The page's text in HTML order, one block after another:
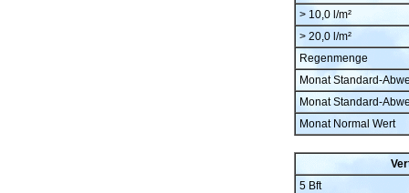
> 10,0 l/m²
> 20,0 l/m²
Regenmenge
Monat Standard-
Monat Standard-
Monat Normal Wert
5 Bft